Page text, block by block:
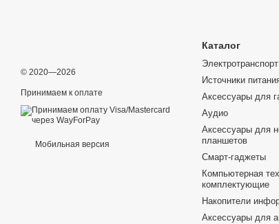
В PETKIT AIRSALON Max PRO Smart Pet Dryer есть
© 2020—2026
Принимаем к оплате
Мобильная версия
Каталог
Электротранспорт
Источники
Аксессуары для
Аудио
Аксессуары для
планшетов
Смарт-гаджеты
Компьютерная
комплектующие
Накопители
Аксессуары для